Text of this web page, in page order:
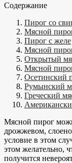
Содержание
Пирог со
Мясной
Пирог с желе
Мясной
Открытый
Мясной
Осетинский
Румынский
Греческий
Мясной пирог
дрожжевом,
условие в этом
этом желательно,
получится